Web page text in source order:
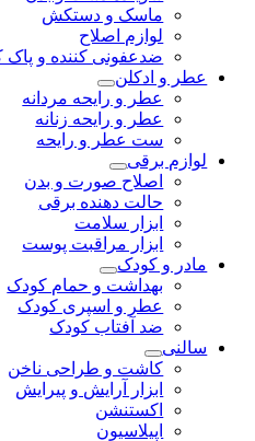
ماسک و دستکش
لوازم اصلاح
ضدعفونی کننده و پاک کننده
عطر و ادکلن
عطر و رایحه مردانه
عطر و رایحه زنانه
ست عطر و رایحه
لوازم برقی
اصلاح صورت و بدن
حالت دهنده برقی
ابزار سلامت
ابزار مراقبت پوست
مادر و کودک
بهداشت و حمام کودک
عطر و اسپری کودک
ضد آفتاب کودک
سالنی
کاشت و طراحی ناخن
ابزار آرایش و پیرایش
اکستنشن
اپیلاسیون